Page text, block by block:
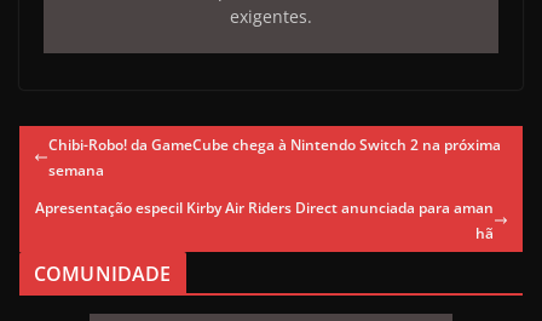
exigentes.
Chibi-Robo! da GameCube chega à Nintendo Switch 2 na próxima
semana
Apresentação especil Kirby Air Riders Direct anunciada para aman
hã
COMUNIDADE